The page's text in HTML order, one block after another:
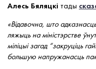
Алесь Бяляцкі тады
«Відавочна, што
ляжыць на міністэрстве
міліцыі загад “закруціць
большую напружанасць